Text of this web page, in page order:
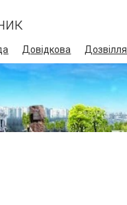
Довідкова Дозвілля